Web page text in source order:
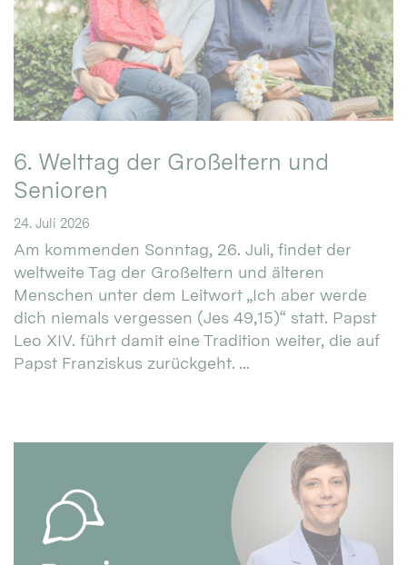
6. Welttag der Großeltern und
Senioren
24. Juli 2026
Am kommenden Sonntag, 26. Juli, findet der
weltweite Tag der Großeltern und älteren
Menschen unter dem Leitwort „Ich aber werde
dich niemals vergessen (Jes 49,15)“ statt. Papst
Leo XIV. führt damit eine Tradition weiter, die auf
Papst Franziskus zurückgeht. ...